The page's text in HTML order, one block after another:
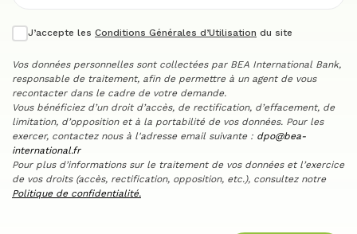
J’accepte les Conditions Générales d’Utilisation du site
Vos données personnelles sont collectées par BEA International Bank,
responsable de traitement, afin de permettre à un agent de vous
recontacter dans le cadre de votre demande.
Vous bénéficiez d’un droit d’accès, de rectification, d’effacement, de
limitation, d’opposition et à la portabilité de vos données. Pour les
exercer, contactez nous à l'adresse email suivante : dpo@bea-
international.fr
Pour plus d’informations sur le traitement de vos données et l’exercice
de vos droits (accès, rectification, opposition, etc.), consultez notre
Politique de confidentialité.